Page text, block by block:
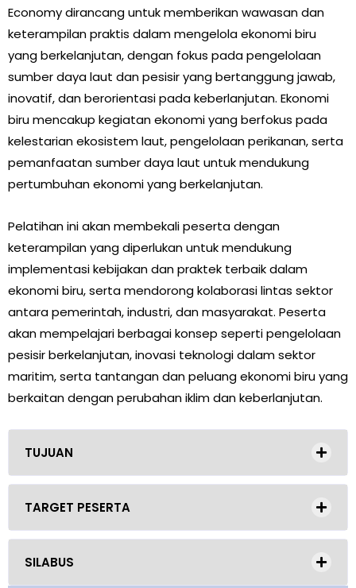
Economy dirancang untuk memberikan wawasan dan
keterampilan praktis dalam mengelola ekonomi biru
yang berkelanjutan, dengan fokus pada pengelolaan
sumber daya laut dan pesisir yang bertanggung jawab,
inovatif, dan berorientasi pada keberlanjutan. Ekonomi
biru mencakup kegiatan ekonomi yang berfokus pada
kelestarian ekosistem laut, pengelolaan perikanan, serta
pemanfaatan sumber daya laut untuk mendukung
pertumbuhan ekonomi yang berkelanjutan.
Pelatihan ini akan membekali peserta dengan
keterampilan yang diperlukan untuk mendukung
implementasi kebijakan dan praktek terbaik dalam
ekonomi biru, serta mendorong kolaborasi lintas sektor
antara pemerintah, industri, dan masyarakat. Peserta
akan mempelajari berbagai konsep seperti pengelolaan
pesisir berkelanjutan, inovasi teknologi dalam sektor
maritim, serta tantangan dan peluang ekonomi biru yang
berkaitan dengan perubahan iklim dan keberlanjutan.
TUJUAN
TARGET PESERTA
SILABUS